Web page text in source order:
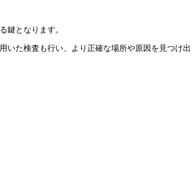
鍵となります。
いた検査も行い、より正確な場所や原因を見つけ出